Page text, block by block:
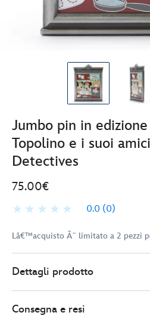
Jumbo pin in
Topolino e i suoi
Detectives
75.00€
0.0 (0)
Lâ€™acquisto Ã¨ limitato a 2 pezzi
Store
75.00
https://www.disneystore.it/jumbo-
pin-
Dettagli prodotto
Consegna e resi